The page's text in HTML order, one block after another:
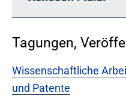
Tagungen,
Wissenschaftliche
und Patente